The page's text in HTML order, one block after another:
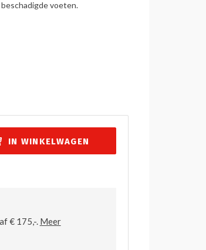
voeten.
IN WINKELWAGEN
€ 175,-. Meer